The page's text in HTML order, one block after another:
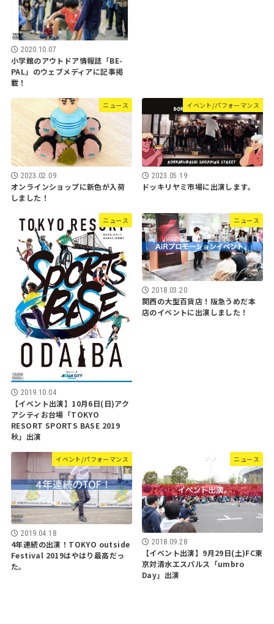
2020.10.07
小学館のアウトドア情報誌「BE-
PAL」のウェブメディアに記事掲
載！
ニュース
2023.02.09
オンラインショップに新色が入荷
しました！
イベント/パフォーマンス
2023.05.19
ドッキリヤミ市場に出演します。
ニュース
2019.10.04
【イベント出演】10月6日(日)アク
アシティお台場「TOKYO
RESORT SPORTS BASE 2019
秋」出演
ニュース
2018.03.20
関西の大型百貨店！阪急うめだ本
店のイベントに出演しました！
イベント/パフォーマンス
2019.04.18
4年連続の出演！TOKYO outside
Festival 2019はやはり最高だっ
た。
ニュース
2018.09.28
【イベント出演】9月29日(土)FC東
京対清水エスパルス「umbro
Day」出演